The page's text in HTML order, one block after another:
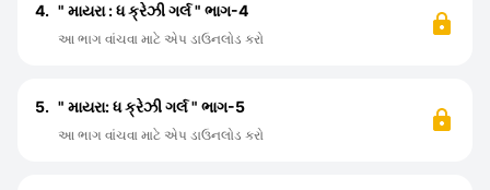
4. " માયરા : ધ ક્રેઝી ગર્લ " ભાગ-4
આ ભાગ વાંચવા માટે એપ ડાઉનલોડ કરો
5. " માયરા: ધ ક્રેઝી ગર્લ " ભાગ-5
આ ભાગ વાંચવા માટે એપ ડાઉનલોડ કરો